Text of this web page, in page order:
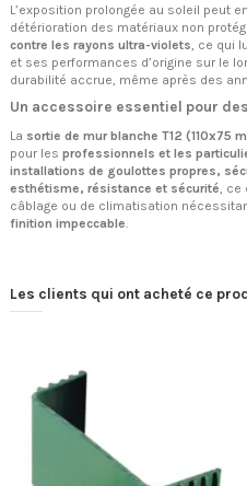
L’exposition prolongée au soleil peut
détérioration des matériaux non
contre les rayons ultra-violets, ce qui
et ses performances d’origine sur le
durabilité accrue, même après des
Un accessoire essentiel pour
La sortie de mur blanche T12 (110x75
pour les professionnels et les
installations de goulottes propres,
esthétisme, résistance et sécurité, ce
câblage ou de climatisation
finition impeccable.
Les clients qui ont acheté ce